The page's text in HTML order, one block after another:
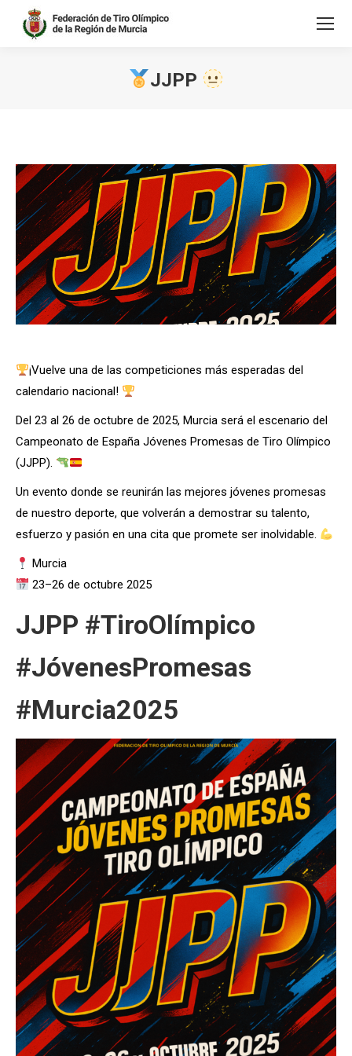
JJPP
¡Vuelve una de las competiciones más esperadas del
calendario nacional!
Del 23 al 26 de octubre de 2025, Murcia será el escenario del
Campeonato de España Jóvenes Promesas de Tiro Olímpico
(JJPP).
Un evento donde se reunirán las mejores jóvenes promesas
de nuestro deporte, que volverán a demostrar su talento,
esfuerzo y pasión en una cita que promete ser inolvidable.
Murcia
23–26 de octubre 2025
JJPP #TiroOlímpico
#JóvenesPromesas
#Murcia2025